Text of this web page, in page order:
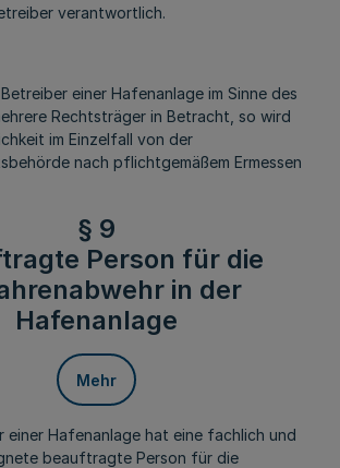
verantwortlich.
einer Hafenanlage im Sinne des
Rechtsträger in Betracht, so wird
im Einzelfall von der
nach pflichtgemäßem Ermessen
§ 9
Person für die
in der
Hafenanlage
Mehr
einer Hafenanlage hat eine fachlich und
beauftragte Person für die